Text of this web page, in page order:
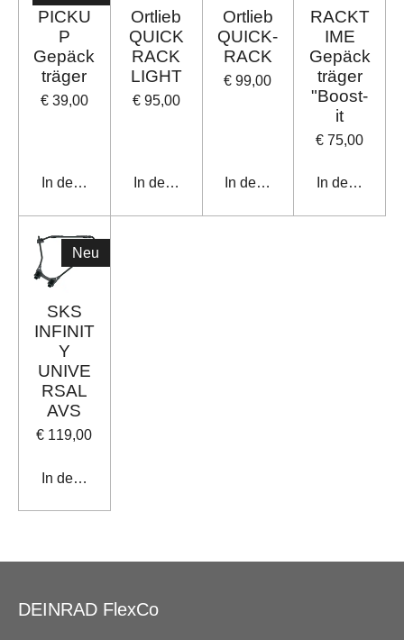
PICKU
P
Gepäck
träger
€ 39,00
In den Warenkorb
Ortlieb
QUICK
RACK
LIGHT
€ 95,00
In den Warenkorb
Ortlieb
QUICK-
RACK
€ 99,00
In den Warenkorb
RACKT
IME
Gepäck
träger
"Boost-
it
€ 75,00
In den
Neu
SKS
INFINIT
Y
UNIVE
RSAL
AVS
€ 119,00
In den Warenkorb
DEINRAD FlexCo